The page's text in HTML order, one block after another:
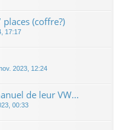
(coffre?)
17:17
2023, 12:24
de leur VW...
00:33